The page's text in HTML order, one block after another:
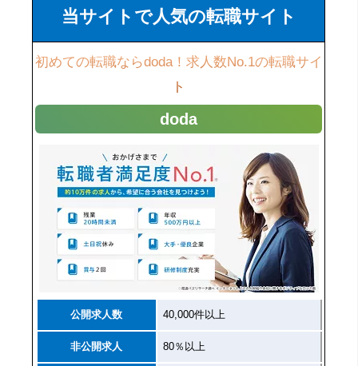
当サイトで人気の転職サイト
初めての転職ならdoda！求人数No.1の転職サイ
ト
doda
公開求人数 40,000件以上
非公開求人 80％以上